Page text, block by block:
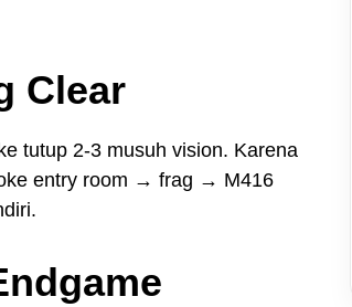
Clear
tutup 2-3 musuh vision. Karena
entry room → frag → M416